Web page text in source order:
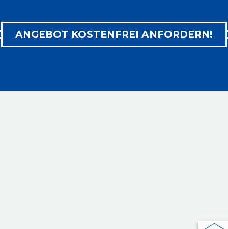
ANGEBOT KOSTENFREI ANFORDERN!